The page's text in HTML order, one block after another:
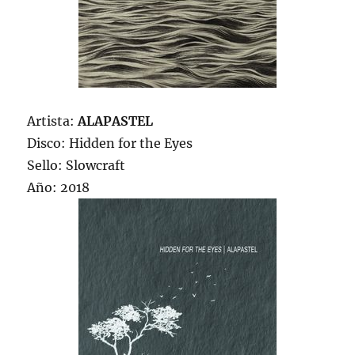
Artista:ALAPASTEL
Disco: Hidden for the Eyes
Sello: Slowcraft
Año: 2018